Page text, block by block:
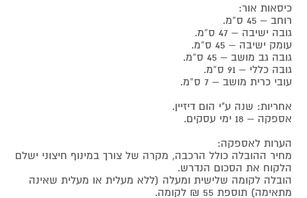
כיסאות אור:
רוחב – 45 ס”מ.
גובה ישיבה – 47 ס”מ.
עומק ישיבה – 45 ס”מ.
גובה גב מושב – 45 ס”מ.
גובה כללי – 91 ס”מ.
עובי כרית מושב – 7 ס”מ.
אחריות: שנה ע"י הום דיזיין.
אספקה – 18 ימי עסקים.
הערות לאספקה:
מחיר ההובלה כולל הרכבה, מקרה של צורך במינוף חיצוני ישלם
הלקוח את הסכום הנדרש.
הובלה לקומה שלישית ומעלה (ללא מעלית או מעלית שאינה
מתאימה) תוספת 55 ₪ לקומה.